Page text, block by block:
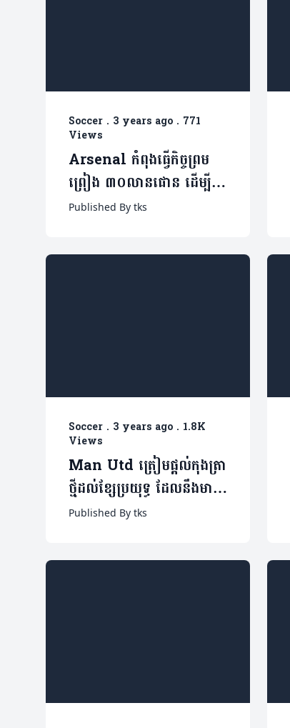
Soccer . 3 years ago . 771
Views
Arsenal កំពុងធ្វើកិច្ចព្រម
ព្រៀង ៣០លានផោន ដើម្បីចុះ
ហត្ថលេខាលើកីឡាករ Ajax
Published By tks
Soccer . 3 years ago . 1.8K
Views
Man Utd ត្រៀមផ្តល់កុងត្រា
ថ្មីដល់ខ្សែប្រយុទ្ធ ដែលនឹងមាន
ប្រាក់ឈ្នួលច្រើនជាងគេក្នុងក្លឹប
Published By tks